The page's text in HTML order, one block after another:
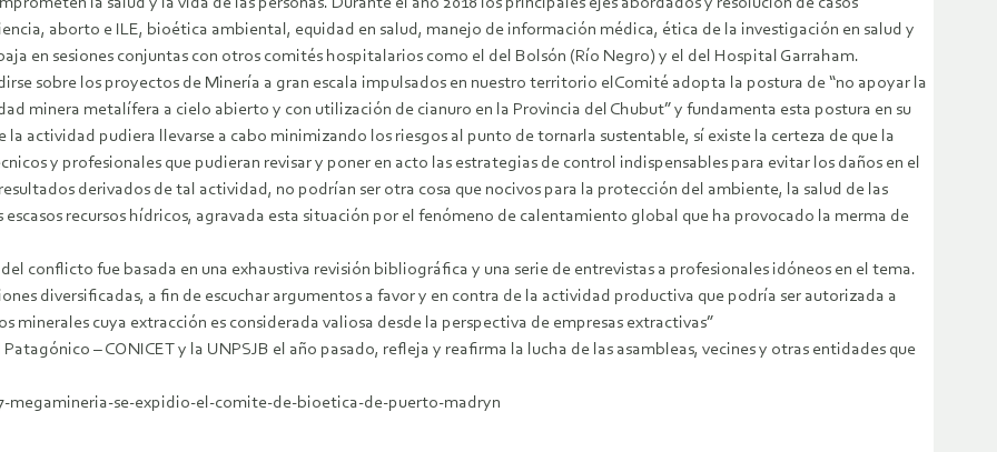
aborto e ILE, bioética ambiental, equidad en salud, manejo de información médica, ética de la investigación en salud y
en sesiones conjuntas con otros comités hospitalarios como el del Bolsón (Río Negro) y el del Hospital Garraham.
sobre los proyectos de Minería a gran escala impulsados en nuestro territorio elComité adopta la postura de “no apoyar la
minera metalífera a cielo abierto y con utilización de cianuro en la Provincia del Chubut” y fundamenta esta postura en su
la actividad pudiera llevarse a cabo minimizando los riesgos al punto de tornarla sustentable, sí existe la certeza de que la
y profesionales que pudieran revisar y poner en acto las estrategias de control indispensables para evitar los daños en el
derivados de tal actividad, no podrían ser otra cosa que nocivos para la protección del ambiente, la salud de las
recursos hídricos, agravada esta situación por el fenómeno de calentamiento global que ha provocado la merma de
conflicto fue basada en una exhaustiva revisión bibliográfica y una serie de entrevistas a profesionales idóneos en el tema.
diversificadas, a fin de escuchar argumentos a favor y en contra de la actividad productiva que podría ser autorizada a
minerales cuya extracción es considerada valiosa desde la perspectiva de empresas extractivas”
– CONICET y la UNPSJB el año pasado, refleja y reafirma la lucha de las asambleas, vecines y otras entidades que
megamineria-se-expidio-el-comite-de-bioetica-de-puerto-madryn